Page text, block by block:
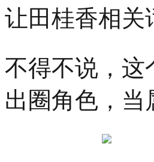
设
计
装
赛
总
让田桂香相关
不得不说，这
出圈角色，当